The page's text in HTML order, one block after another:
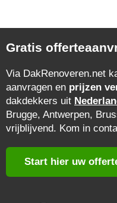
Gratis
Via DakRenoveren.net
aanvragen en prijzen
dakdekkers uit
Brugge, Antwerpen,
vrijblijvend. Kom in
Start hier uw